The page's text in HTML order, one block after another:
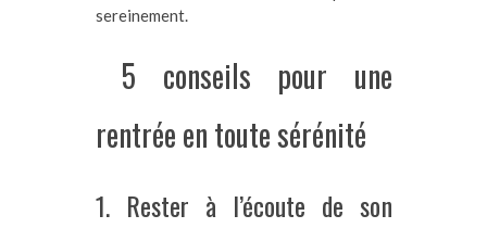
sereinement.
5 conseils pour une
rentrée en toute sérénité
1. Rester à l’écoute de son